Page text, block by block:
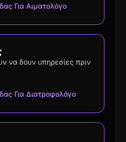
Για Αιματολόγο
να δουν υπηρεσίες πριν
Για Διατροφολόγο